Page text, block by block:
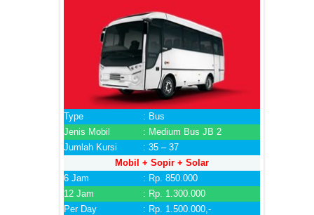
Type
: Bus
Jenis Mobil
: Medium Bus JB 2
Jumlah Kursi
: 35 – 37
Mobil + Sopir + Solar
6 Jam
: Rp. 850.000
12 Jam
: Rp. 1.300.000
Per Day
: Rp. 1.500.000,-